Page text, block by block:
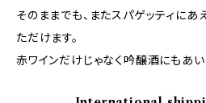
そのままでも、またスパゲッティにあ
ただけます。
赤ワインだけじゃなく吟醸酒にもあい